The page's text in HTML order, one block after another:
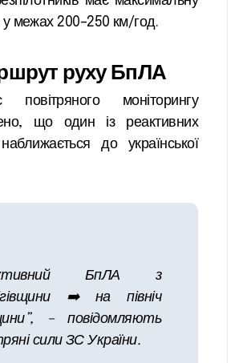
у межах 200–250 км/год.
руху БпЛА
моніторингу
що один із реактивних
до української
БпЛА з
➡️ на північ
– повідомляють
сили ЗС України.